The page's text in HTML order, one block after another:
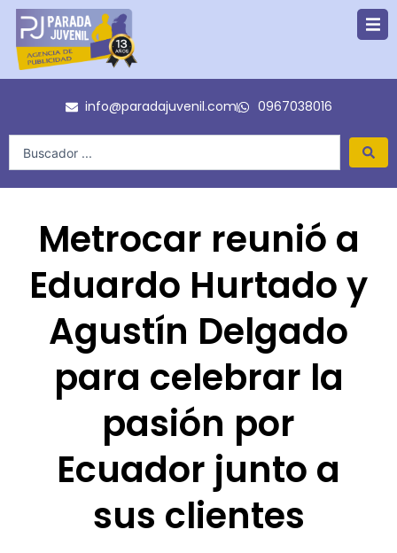
contenido
info@paradajuvenil.com 0967038016
Metrocar reunió a
Eduardo Hurtado y
Agustín Delgado
para celebrar la
pasión por
Ecuador junto a
sus clientes